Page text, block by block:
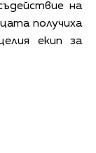
на
получиха
екип за